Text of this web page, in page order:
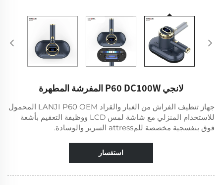
لانجي P60 DC100W المفرشة المطهرة
جهاز تنظيف الفراش من الغبار والقراد LANJI P60 OEM المحمول
للاستخدام المنزلي مع شاشة لمس LCD ووظيفة التعقيم بأشعة
فوق بنفسجية مخصصة للمattress السرير والوسادة.
استفسار